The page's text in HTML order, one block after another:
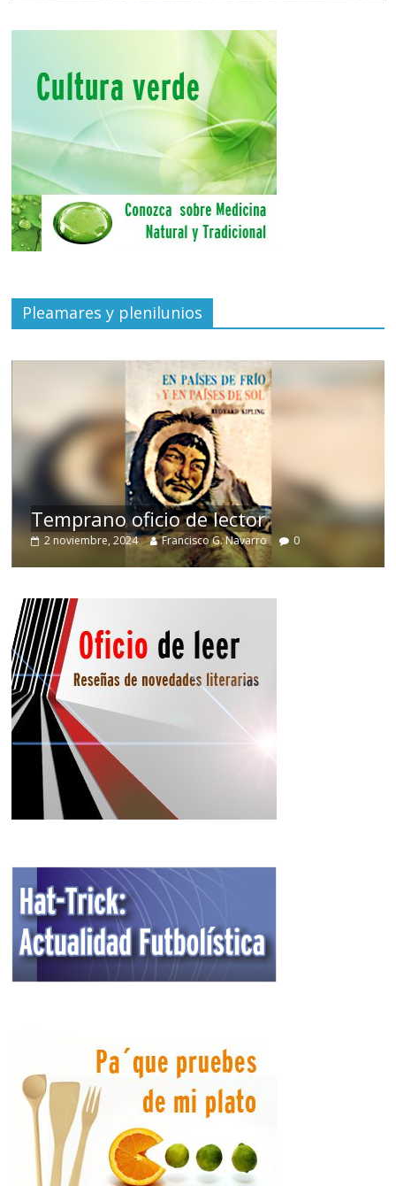
Pleamares y plenilunios
Temprano oficio de lector
2 noviembre, 2024 Francisco G. Navarro 0